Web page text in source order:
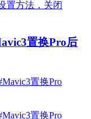
置换Pro后